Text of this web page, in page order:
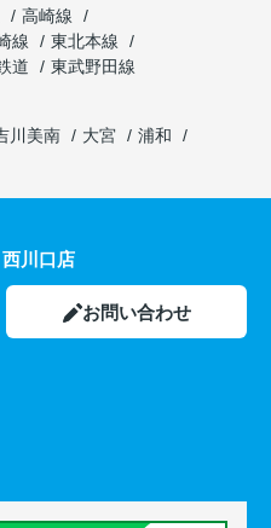
高崎線
線
東北本線
道
東武野田線
川美南 大宮
浦和
川口店
お問い合わせ